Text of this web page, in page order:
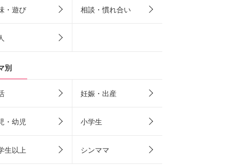
・遊び 相談・慣れ合い
別
妊娠・出産
・幼児 小学生
生以上 シンママ